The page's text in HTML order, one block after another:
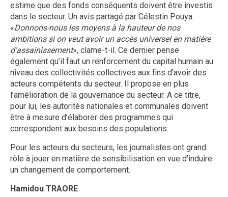
estime que des fonds conséquents doivent être investis
dans le secteur. Un avis partagé par Célestin Pouya.
«Donnons-nous les moyens à la hauteur de nos
ambitions si on veut avoir un accès universel en matière
d’assainissement», clame-t-il. Ce dernier pense
également qu’il faut un renforcement du capital humain au
niveau des collectivités collectives aux fins d’avoir des
acteurs compétents du secteur. Il propose en plus
l’amélioration de la gouvernance du secteur. A ce titre,
pour lui, les autorités nationales et communales doivent
être à mesure d’élaborer des programmes qui
correspondent aux besoins des populations.
Pour les acteurs du secteurs, les journalistes ont grand
rôle à jouer en matière de sensibilisation en vue d’induire
un changement de comportement.
Hamidou TRAORE